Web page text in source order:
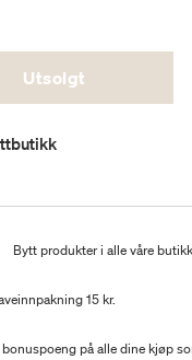
Utsolgt
Bytt produkter i alle våre
15 kr.
på alle dine kjøp